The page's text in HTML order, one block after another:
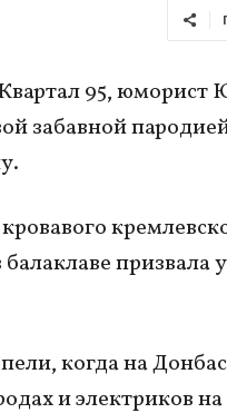
95,
забавной
балаклаве
когда на
и электриков